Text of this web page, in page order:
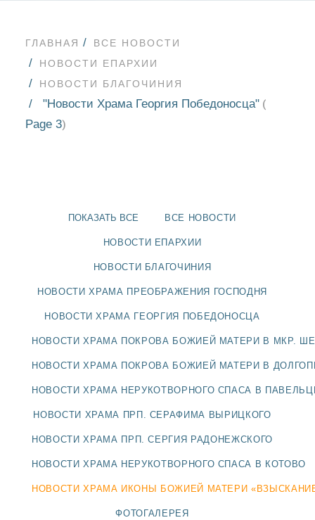
НОВОСТИ
БЛАГОЧИНИЯ
БЛАГОЧИНИЕ
СЕРГИЕВО-ПОСАДСКОЙ
ГЛАВНАЯ
ВСЕ НОВОСТИ
НОВОСТИ ЕПАРХИИ
НОВОСТИ БЛАГОЧИНИЯ
"Новости Храма Георгия Победоносца" (
Page 3)
ПОКАЗАТЬ ВСЕ ВСЕ НОВОСТИ
НОВОСТИ ЕПАРХИИ
НОВОСТИ БЛАГОЧИНИЯ
НОВОСТИ ХРАМА ПРЕОБРАЖЕНИЯ ГОСПОДНЯ
НОВОСТИ ХРАМА ГЕОРГИЯ ПОБЕДОНОСЦА
НОВОСТИ ХРАМА ПОКРОВА БОЖИЕЙ МАТЕРИ В МКР.
НОВОСТИ ХРАМА ПОКРОВА БОЖИЕЙ МАТЕРИ В
НОВОСТИ ХРАМА НЕРУКОТВОРНОГО СПАСА В
НОВОСТИ ХРАМА ПРП. СЕРАФИМА ВЫРИЦКОГО
НОВОСТИ ХРАМА ПРП. СЕРГИЯ РАДОНЕЖСКОГО
НОВОСТИ ХРАМА НЕРУКОТВОРНОГО СПАСА В КОТОВО
НОВОСТИ ХРАМА ИКОНЫ БОЖИЕЙ МАТЕРИ
ФОТОГАЛЕРЕЯ